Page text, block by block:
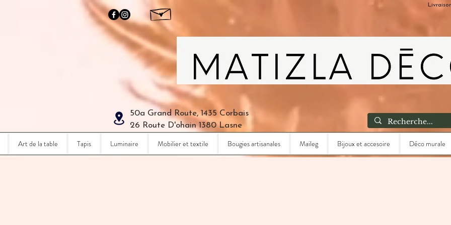
50a Grand Route, 1435 Corbais
26 Route D'ohain 1380 Lasne
Art de la table Tapis Luminaire Mobilier et textile Bougies artisanales Maileg Bijoux et accesoire Déco murale